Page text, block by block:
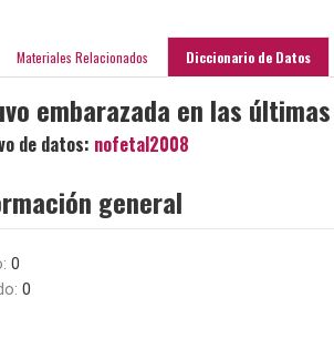
Materiales Relacionados Diccionario de Datos
embarazada en las últimas
de datos: nofetal2008
general
0
0